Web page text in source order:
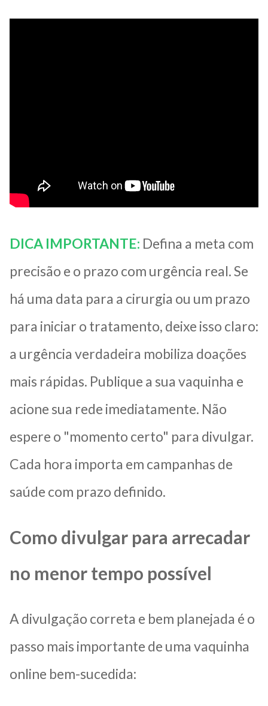
DICA IMPORTANTE: Defina a meta com
precisão e o prazo com urgência real. Se
há uma data para a cirurgia ou um prazo
para iniciar o tratamento, deixe isso claro:
a urgência verdadeira mobiliza doações
mais rápidas. Publique a sua vaquinha e
acione sua rede imediatamente. Não
espere o "momento certo" para divulgar.
Cada hora importa em campanhas de
saúde com prazo definido.
Como divulgar para arrecadar
no menor tempo possível
A divulgação correta e bem planejada é o
passo mais importante de uma vaquinha
online bem-sucedida: